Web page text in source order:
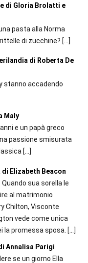
di Gloria Brolatti e
pasta alla Norma
di zucchine? […]
di Roberta De
stanno accadendo
Maly
e un papà greco
passione smisurata
[…]
Elizabeth Beacon
sua sorella le
al matrimonio
Chilton, Visconte
vede come unica
la promessa sposa. […]
Annalisa Parigi
se un giorno Ella